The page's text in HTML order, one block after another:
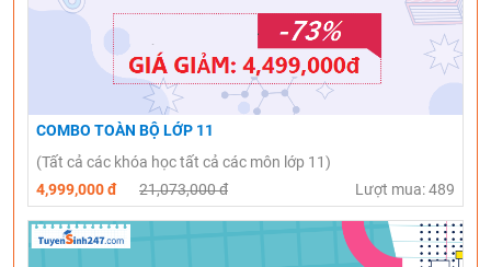
COMBO TOÀN BỘ LỚP 11
(Tất cả các khóa học tất cả các môn lớp 11)
4,999,000 đ
21,073,000 đ Lượt mua: 489